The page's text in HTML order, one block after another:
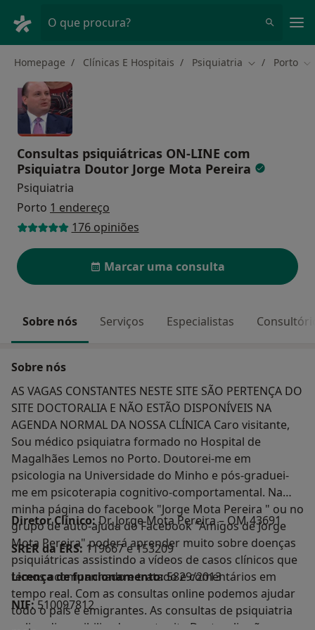
O que procura?
Homepage Clínicas E Hospitais Psiquiatria Mudar de
Porto
Consultas psiquiátricas ON-LINE com
Psiquiatra Doutor Jorge Mota Pereira
Psiquiatria
Porto 1 endereço
176 opiniões
Marcar uma consulta
Sobre nós Serviços Especialistas
Sobre nós
AS VAGAS CONSTANTES NESTE SITE SÃO PERTENÇA DO
SITE DOCTORALIA E NÃO ESTÃO DISPONÍVEIS NA
AGENDA NORMAL DA NOSSA CLÍNICA Caro visitante,
Sou médico psiquiatra formado no Hospital de
Magalhães Lemos no Porto. Doutorei-me em
psicologia na Universidade do Minho e pós-graduei-
me em psicoterapia cognitivo-comportamental. Na
minha página do facebook "Jorge Mota Pereira " ou no
grupo de auto-ajuda do Facebook "Amigos de Jorge
Mota Pereira" poderá aprender muito sobre doenças
psiquiátricas assistindo a vídeos de casos clínicos que
temos acompanhado e tratado e comentários em
tempo real. Com as consultas online podemos ajudar
todo o país e emigrantes. As consultas de psiquiatria
Diretor Clínico:Dr. Jorge Mota Pereira – OM 43691
SRER da ERS: 119667 e 153209
Licença de funcionamento:5829/2013
NIF: 510097812